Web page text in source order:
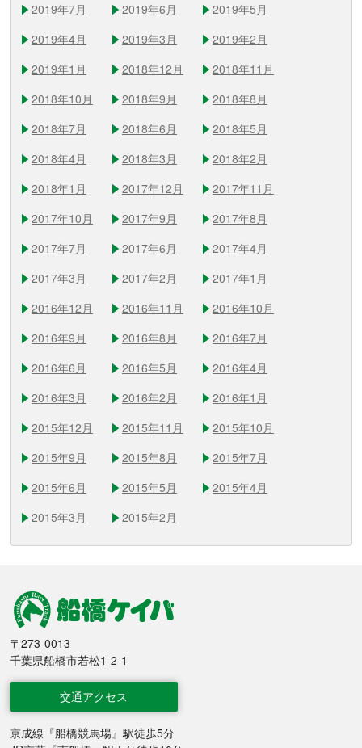
2019年7月
2019年6月
2019年5月
2019年4月
2019年3月
2019年2月
2019年1月
2018年12月
2018年11月
2018年10月
2018年9月
2018年8月
2018年7月
2018年6月
2018年5月
2018年4月
2018年3月
2018年2月
2018年1月
2017年12月
2017年11月
2017年10月
2017年9月
2017年8月
2017年7月
2017年6月
2017年4月
2017年3月
2017年2月
2017年1月
2016年12月
2016年11月
2016年10月
2016年9月
2016年8月
2016年7月
2016年6月
2016年5月
2016年4月
2016年3月
2016年2月
2016年1月
2015年12月
2015年11月
2015年10月
2015年9月
2015年8月
2015年7月
2015年6月
2015年5月
2015年4月
2015年3月
2015年2月
船橋競馬
〒273-0013
千葉県船橋市若松1-2-1
交通アクセス
京成線『船橋競馬場』駅徒歩5分